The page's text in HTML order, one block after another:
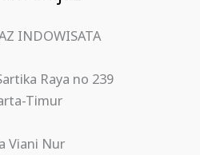
INDOWISATA
Raya no 239
Timur
Viani Nur